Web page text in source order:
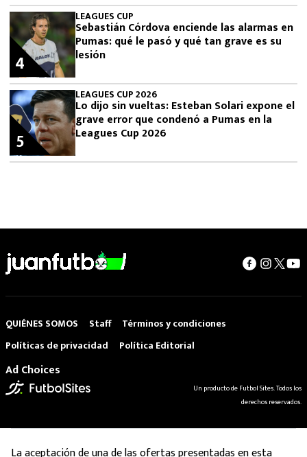
LEAGUES CUP
Sebastián Córdova enciende las alarmas en
Pumas: qué le pasó y qué tan grave es su
lesión
4
LEAGUES CUP 2026
Lo dijo sin vueltas: Esteban Solari expone el
grave error que condenó a Pumas en la
Leagues Cup 2026
5
QUIÉNES SOMOS Staff
Términos y condiciones
Políticas de privacidad
Política Editorial
Ad Choices
Un producto de Futbol Sites. Todos los
derechos reservados.
La aceptación de una de las ofertas presentadas en esta